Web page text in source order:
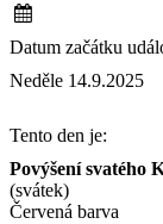
Datum začátku
Neděle 14.9.2025
Tento den je:
Povýšení svatého
(svátek)